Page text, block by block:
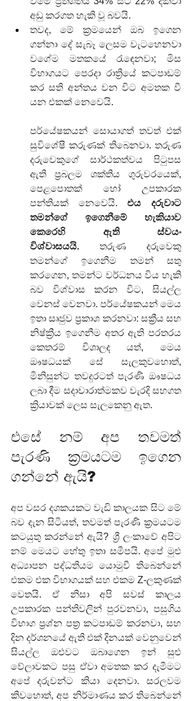
අඩු කරගත හැකි වූ බවයි.
තවද, මේ ක්‍රමයෙන් ඔබ ඉගෙන
ගන්නා දේ සැබෑ ලෙසම වැටහෙනවා
වගේම මතකයේ රැඳෙනවා; මිස
විභාගයට පෙරදා රාත්‍රියේ කටපාඩම්
කර සති අන්තය වන විට අමතක වී
යන එකක් නෙවෙයි.
පර්යේෂකයන් සොයාගත් තවත් එක්
සුවිශේෂී කරුණක් තිබෙනවා. තරුණ
දරුවෙකුගේ සාර්ථකත්වය පිටුපස
ඇති ප්‍රබලම ශක්තිය ගුරුවරයෙක්,
පෙළපොතක් හෝ උපකාරක
පන්තියක් නෙවෙයි. එය දරුවාට
තමන්ගේ ඉගෙනීමේ හැකියාව
කෙරෙහි ඇති ස්වයං
විශ්වාසයයි. තරුණ දරුවෙකු
තමන්ගේ ඉගෙනීම තමන් සතු
කරගෙන, තමන්ට වර්ධනය විය හැකි
බව විශ්වාස කරන විට, සියල්ල
වෙනස් වෙනවා. පර්යේෂකයන් මෙය
ඉතා සෘජුව ප්‍රකාශ කරනවා: සක්‍රීය සහ
නිෂ්ක්‍රීය ඉගෙනීම අතර ඇති පරතරය
කෙතරම් විශාලද යත්, මෙය
ඖෂධයක් සේ සැලකුවහොත්,
මිනිසුන්ට තවදුරටත් පැරණි ඖෂධය
ලබා දීම සදාචාරාත්මකව වැරදි සහගත
ක්‍රියාවක් ලෙස සැලකෙනු ඇත.
එසේ නම් අප තවමත්
පැරණි ක්‍රමයටම ඉගෙන
ගන්නේ ඇයි?
අප වසර දශකයකට වැඩි කාලයක සිට මේ
බව දැන සිටියත්, තවමත් පැරණි ක්‍රමයටම
කටයුතු කරන්නේ ඇයි? ශ්‍රී ලංකාවේ අපිට
නම් මෙයට හේතු ඉතා සමීපයි. අපේ මුළු
අධ්‍යාපන පද්ධතියම යොමුවී තිබෙන්නේ
එකම එක විභාගයක් සහ එකම Z-ලකුණක්
වෙතයි. ඒ නිසා අපි සවස් කාලය
උපකාරක පන්තිවලින් පුරවනවා, පසුගිය
විභාග ප්‍රශ්න පත්‍ර කටපාඩම් කරනවා, සහ
දින දර්ශනයේ ඇති එක් දිනයක් වෙනුවෙන්
සියල්ල ඔළුවට ඔබාගෙන ඉන් සුළු
වේලාවකට පසු ඒවා අමතක කර දැමීමට
අපේ දරුවන්ට කියා දෙනවා. සරලවම
කිවහොත්, අප නිර්මාණය කර තිබෙන්නේ